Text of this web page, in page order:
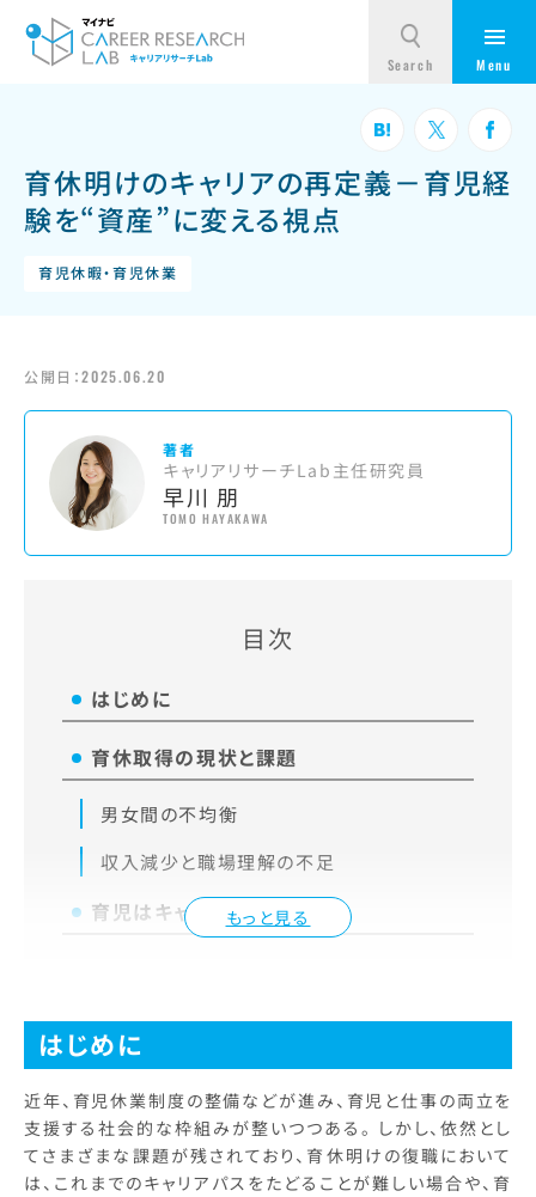
育休明けのキャリアの再定義－育児経
験を“資産”に変える視点
育児休暇・育児休業
公開日：2025.06.20
著者
キャリアリサーチLab主任研究員
早川 朋
TOMO HAYAKAWA
目次
もっと見る
はじめに
育休取得の現状と課題
男女間の不均衡
収入減少と職場理解の不足
育児はキャリアの障壁？
はじめに
近年、育児休業制度の整備などが進み、育児と仕事の両立を
支援する社会的な枠組みが整いつつある。 しかし、依然とし
てさまざまな課題が残されており、育休明けの復職において
は、これまでのキャリアパスをたどることが難しい場合や、育